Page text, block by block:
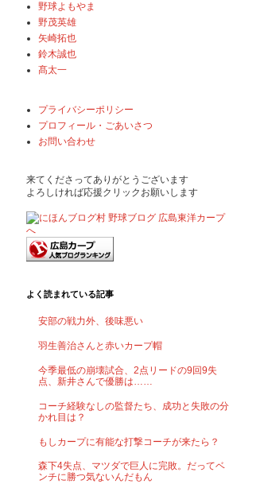
野球よもやま
野茂英雄
矢崎拓也
鈴木誠也
髙太一
プライバシーポリシー
プロフィール・ごあいさつ
お問い合わせ
来てくださってありがとうございます
よろしければ応援クリックお願いします
よく読まれている記事
安部の戦力外、後味悪い
羽生善治さんと赤いカープ帽
今季最低の崩壊試合、2点リードの9回9失
点、新井さんで優勝は……
コーチ経験なしの監督たち、成功と失敗の分
かれ目は？
もしカープに有能な打撃コーチが来たら？
森下4失点、マツダで巨人に完敗。だってベ
ンチに勝つ気ないんだもん